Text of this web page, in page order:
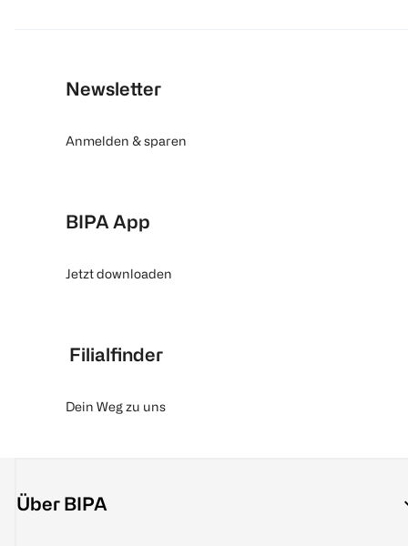
Newsletter
Anmelden & sparen
BIPA App
Jetzt downloaden
Filialfinder
Dein Weg zu uns
Über BIPA